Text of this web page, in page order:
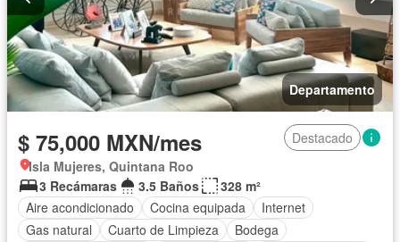
Departamento
$ 75,000 MXN/mes
Destacado
Isla Mujeres, Quintana Roo
3 Recámaras
3.5 Baños
328 m²
Aire acondicionado
Cocina equipada
Internet
Gas natural
Cuarto de Limpieza
Bodega